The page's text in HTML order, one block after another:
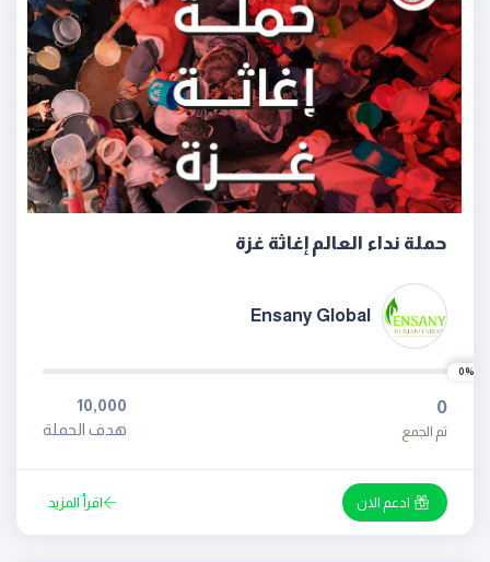
حملة نداء العالم إغاثة غزة
Ensany Global
0%
0
تم الجمع
10,000
هدف الحملة
ادعم الان اقرأ المزيد